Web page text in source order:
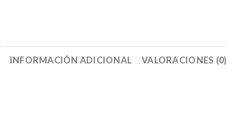
INFORMACIÓN ADICIONAL VALORACIONES (0)